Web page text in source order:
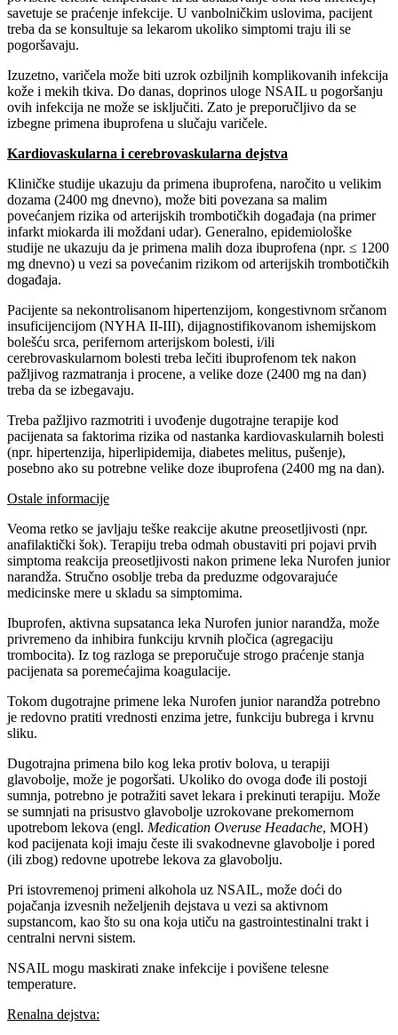
savetuje se praćenje infekcije. U vanbolničkim uslovima, pacijent
treba da se konsultuje sa lekarom ukoliko simptomi traju ili se
pogoršavaju.
Izuzetno, varičela može biti uzrok ozbiljnih komplikovanih infekcija
kože i mekih tkiva. Do danas, doprinos uloge NSAIL u pogoršanju
ovih infekcija ne može se isključiti. Zato je preporučljivo da se
izbegne primena ibuprofena u slučaju varičele.
Kardiovaskularna i cerebrovaskularna dejstva
Kliničke studije ukazuju da primena ibuprofena, naročito u velikim
dozama (2400 mg dnevno), može biti povezana sa malim
povećanjem rizika od arterijskih trombotičkih događaja (na primer
infarkt miokarda ili moždani udar). Generalno, epidemiološke
studije ne ukazuju da je primena malih doza ibuprofena (npr. ≤ 1200
mg dnevno) u vezi sa povećanim rizikom od arterijskih trombotičkih
događaja.
Pacijente sa nekontrolisanom hipertenzijom, kongestivnom srčanom
insuficijencijom (NYHA II-III), dijagnostifikovanom ishemijskom
bolešću srca, perifernom arterijskom bolesti, i/ili
cerebrovaskularnom bolesti treba lečiti ibuprofenom tek nakon
pažljivog razmatranja i procene, a velike doze (2400 mg na dan)
treba da se izbegavaju.
Treba pažljivo razmotriti i uvođenje dugotrajne terapije kod
pacijenata sa faktorima rizika od nastanka kardiovaskularnih bolesti
(npr. hipertenzija, hiperlipidemija, diabetes melitus, pušenje),
posebno ako su potrebne velike doze ibuprofena (2400 mg na dan).
Ostale informacije
Veoma retko se javljaju teške reakcije akutne preosetljivosti (npr.
anafilaktički šok). Terapiju treba odmah obustaviti pri pojavi prvih
simptoma reakcija preosetljivosti nakon primene leka Nurofen junior
narandža. Stručno osoblje treba da preduzme odgovarajuće
medicinske mere u skladu sa simptomima.
Ibuprofen, aktivna supsatanca leka Nurofen junior narandža, može
privremeno da inhibira funkciju krvnih pločica (agregaciju
trombocita). Iz tog razloga se preporučuje strogo praćenje stanja
pacijenata sa poremećajima koagulacije.
Tokom dugotrajne primene leka Nurofen junior narandža potrebno
je redovno pratiti vrednosti enzima jetre, funkciju bubrega i krvnu
sliku.
Dugotrajna primena bilo kog leka protiv bolova, u terapiji
glavobolje, može je pogoršati. Ukoliko do ovoga dođe ili postoji
sumnja, potrebno je potražiti savet lekara i prekinuti terapiju. Može
se sumnjati na prisustvo glavobolje uzrokovane prekomernom
upotrebom lekova (engl. Medication Overuse Headache, MOH)
kod pacijenata koji imaju česte ili svakodnevne glavobolje i pored
(ili zbog) redovne upotrebe lekova za glavobolju.
Pri istovremenoj primeni alkohola uz NSAIL, može doći do
pojačanja izvesnih neželjenih dejstava u vezi sa aktivnom
supstancom, kao što su ona koja utiču na gastrointestinalni trakt i
centralni nervni sistem.
NSAIL mogu maskirati znake infekcije i povišene telesne
temperature.
Renalna dejstva: